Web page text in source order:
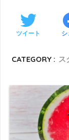
ツイート シ
CATEGORY : ス